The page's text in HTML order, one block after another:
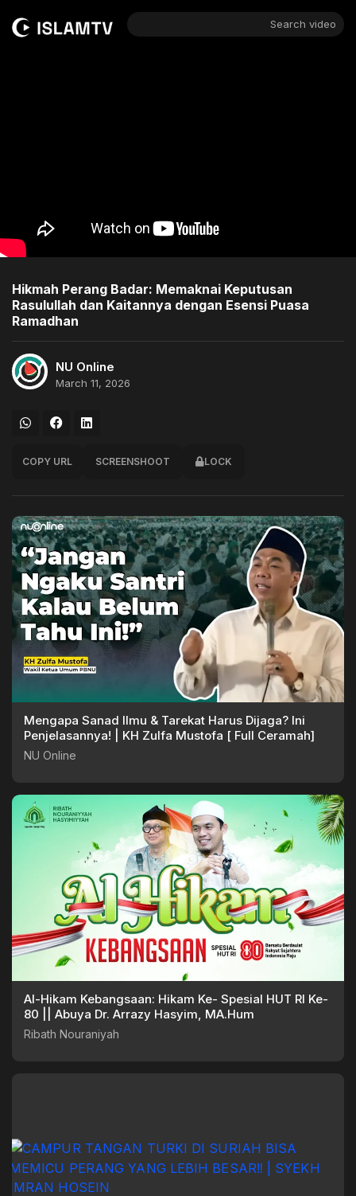
Search video
Hikmah Perang Badar: Memaknai Keputusan
Rasulullah dan Kaitannya dengan Esensi Puasa
Ramadhan
NU Online
March 11, 2026
COPY URL SCREENSHOOT LOCK
Mengapa Sanad Ilmu & Tarekat Harus Dijaga? Ini
Penjelasannya! | KH Zulfa Mustofa [ Full Ceramah]
NU Online
Al-Hikam Kebangsaan: Hikam Ke- Spesial HUT RI Ke-
80 || Abuya Dr. Arrazy Hasyim, MA.Hum
Ribath Nouraniyah